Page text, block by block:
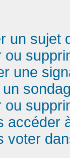
un sujet
une
accéder
voter